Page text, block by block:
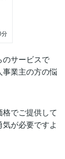
分
のサービスで
業主の方の悩
でご提供して
が必要ですよ